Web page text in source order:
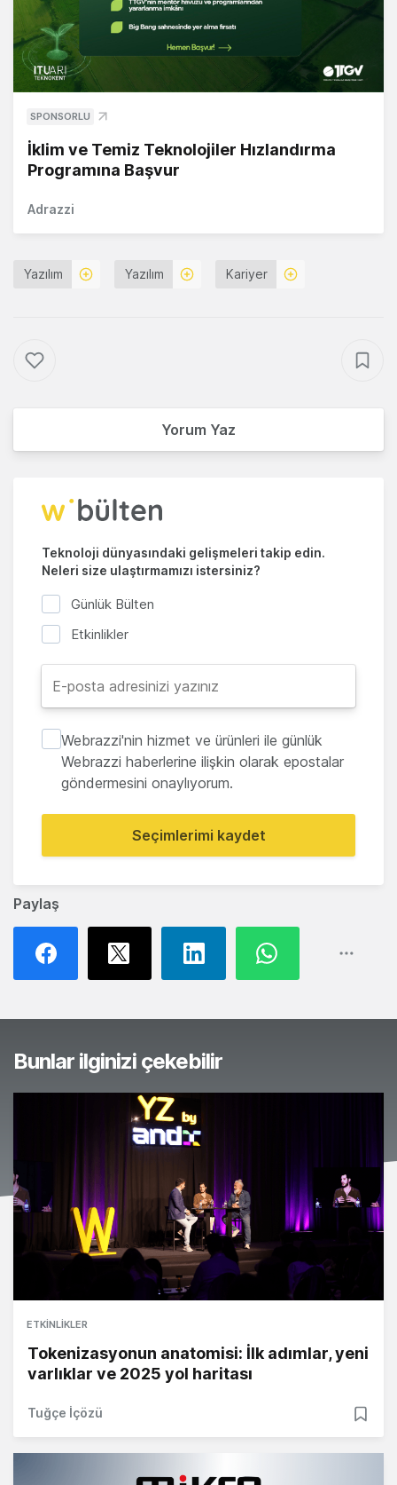
Paylaş
SPONSORLU
İklim ve Temiz Teknolojiler Hızlandırma
Programına Başvur
Adrazzi
Yazılım Yazılım Kariyer
Yorum Yaz
Teknoloji dünyasındaki gelişmeleri takip edin.
Neleri size ulaştırmamızı istersiniz?
Günlük Bülten
Etkinlikler
Webrazzi'nin hizmet ve ürünleri ile günlük
Webrazzi haberlerine ilişkin olarak epostalar
göndermesini onaylıyorum.
Seçimlerimi kaydet
Bunlar ilginizi çekebilir
ETKINLIKLER
Tokenizasyonun anatomisi: İlk adımlar, yeni
varlıklar ve 2025 yol haritası
Tuğçe İçözü